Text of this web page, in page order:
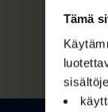
Tämä